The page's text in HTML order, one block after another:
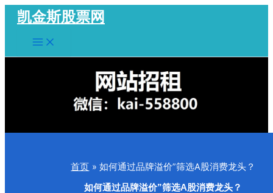
容
凯金斯股票网
Main
Menu
首页 如何通过品牌溢价”筛选A股消费龙头？
如何通过品牌溢价”筛选A股消费龙头？